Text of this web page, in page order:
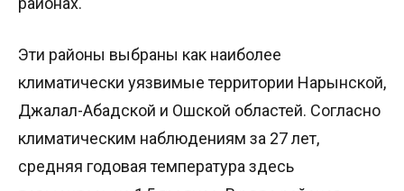
Эти районы выбраны как наиболее
климатически уязвимые территории Нарынской,
Джалал-Абадской и Ошской областей. Согласно
климатическим наблюдениям за 27 лет,
средняя годовая температура здесь